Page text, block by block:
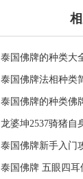
泰国佛牌的种类大
泰国佛牌法相种类
泰国佛牌的种类佛
龙婆坤2537骑猪自
泰国佛牌新手入门
泰国佛牌 五眼四